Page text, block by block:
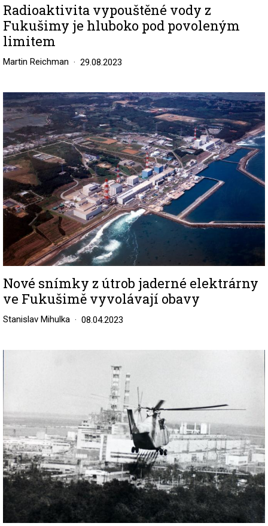
Radioaktivita vypouštěné vody z
Fukušimy je hluboko pod povoleným
limitem
Martin Reichman 29.08.2023
Image
Nové snímky z útrob jaderné elektrárny
ve Fukušimě vyvolávají obavy
Stanislav Mihulka 08.04.2023
Image